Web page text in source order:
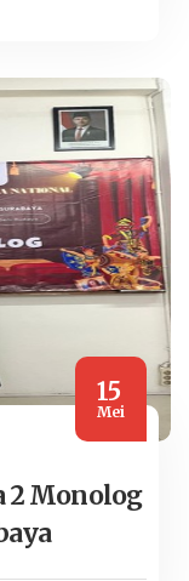
15
Mei
2 Monolog